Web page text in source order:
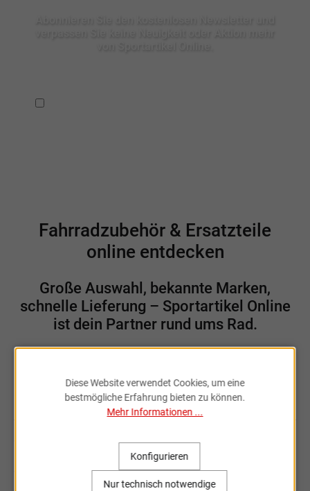
Fahrradzubehör & Ersatzteile
online entdecken
Große Auswahl, bekannte Marken,
schnelle Lieferung – Sportartikel Online
ist dein Partner rund ums Rad.
Sportartikel Online
Willkommen bei Sportartikel Online.
Diese Website verwendet Cookies, um eine
bestmögliche Erfahrung bieten zu können.
Mehr Informationen ...
Nur technisch notwendige
Konfigurieren